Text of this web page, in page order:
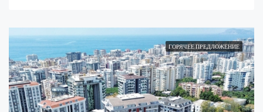
ГОРЯЧЕЕ ПРЕДЛОЖЕНИЕ